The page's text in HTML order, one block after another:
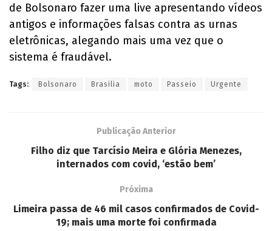
de Bolsonaro fazer uma live apresentando vídeos
antigos e informações falsas contra as urnas
eletrônicas, alegando mais uma vez que o
sistema é fraudável.
Tags: Bolsonaro Brasilia moto Passeio Urgente
Publicação Anterior
Filho diz que Tarcísio Meira e Glória Menezes,
internados com covid, ‘estão bem’
Próxima
Limeira passa de 46 mil casos confirmados de Covid-
19; mais uma morte foi confirmada